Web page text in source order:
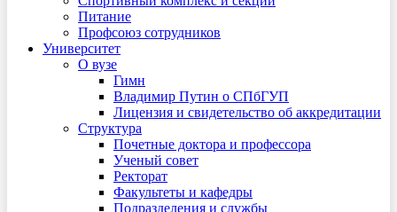
Питание
Профсоюз сотрудников
Университет
О вузе
Гимн
Владимир Путин о СПбГУП
Лицензия и свидетельство об аккредитации
Структура
Почетные доктора и профессора
Ученый совет
Ректорат
Факультеты и кафедры
Подразделения и службы